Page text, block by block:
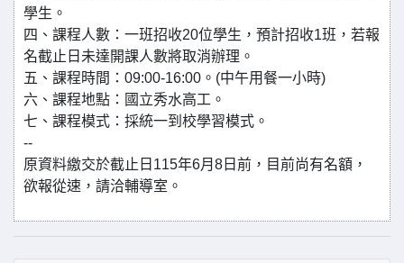
學生。
四、課程人數：一班招收20位學生，預計招收1班，若報
名截止日未達開課人數將取消辦理。
五、課程時間：09:00-16:00。(中午用餐一小時)
六、課程地點：國立秀水高工。
七、課程模式：採統一到校學習模式。
--
原資料繳交於截止日115年6月8日前，目前尚有名額，
欲報從速，請洽輔導室。